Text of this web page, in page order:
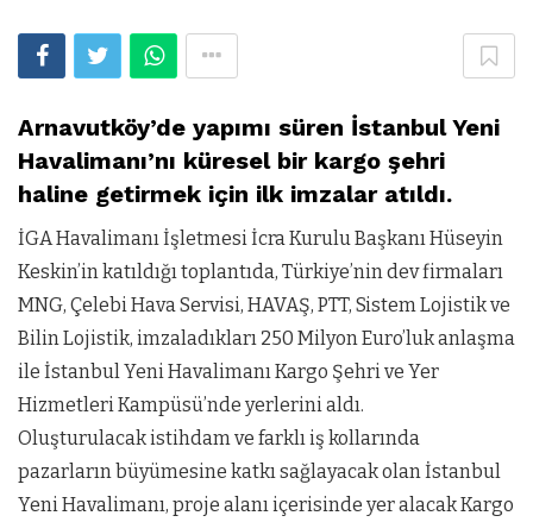
Arnavutköy’de yapımı süren İstanbul Yeni
Havalimanı’nı küresel bir kargo şehri
haline getirmek için ilk imzalar atıldı.
İGA Havalimanı İşletmesi İcra Kurulu Başkanı Hüseyin
Keskin’in katıldığı toplantıda, Türkiye’nin dev firmaları
MNG, Çelebi Hava Servisi, HAVAŞ, PTT, Sistem Lojistik ve
Bilin Lojistik, imzaladıkları 250 Milyon Euro’luk anlaşma
ile İstanbul Yeni Havalimanı Kargo Şehri ve Yer
Hizmetleri Kampüsü’nde yerlerini aldı.
Oluşturulacak istihdam ve farklı iş kollarında
pazarların büyümesine katkı sağlayacak olan İstanbul
Yeni Havalimanı, proje alanı içerisinde yer alacak Kargo